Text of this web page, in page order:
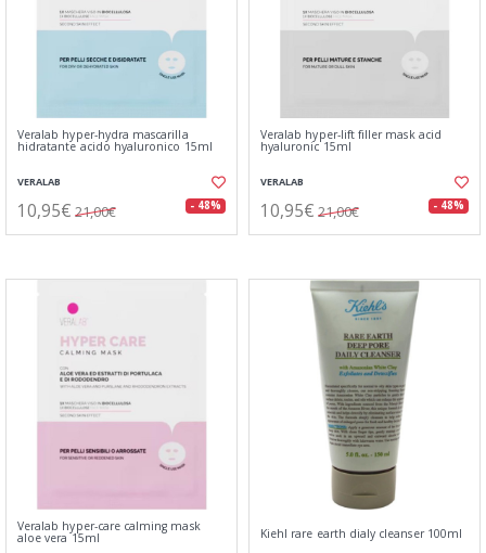
Veralab hyper-hydra mascarilla
hidratante acido hyaluronico 15ml
VERALAB
10,95€ 21,00€ - 48%
Veralab hyper-lift filler mask acid
hyaluronic 15ml
VERALAB
10,95€ 21,00€ - 48%
Veralab hyper-care calming mask
aloe vera 15ml Kiehl rare earth dialy cleanser 100ml